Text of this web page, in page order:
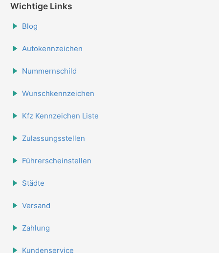
Wichtige Links
Blog
Autokennzeichen
Nummernschild
Wunschkennzeichen
Kfz Kennzeichen Liste
Zulassungsstellen
Führerscheinstellen
Städte
Versand
Zahlung
Kundenservice